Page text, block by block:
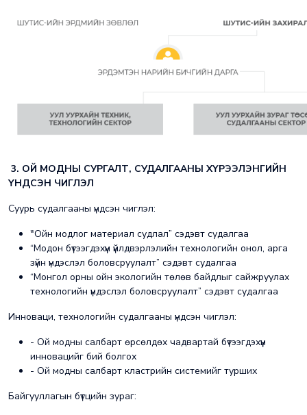
3. ОЙ МОДНЫ СУРГАЛТ, СУДАЛГААНЫ ХҮРЭЭЛЭНГИЙН
ҮНДСЭН ЧИГЛЭЛ
Суурь судалгааны үндсэн чиглэл:
"Ойн модлог материал судлал” сэдэвт судалгаа
“Модон бүтээгдэхүүн үйлдвэрлэлийн технологийн онол, арга
зүйн үндэслэл боловсруулалт” сэдэвт судалгаа
“Монгол орны ойн экологийн төлөв байдлыг сайжруулах
технологийн үндэслэл боловсруулалт” сэдэвт судалгаа
Инноваци, технологийн судалгааны үндсэн чиглэл:
- Ой модны салбарт өрсөлдөх чадвартай бүтээгдэхүүн
инновацийг бий болгох
- Ой модны салбарт кластрийн системийг турших
Байгууллагын бүтцийн зураг: